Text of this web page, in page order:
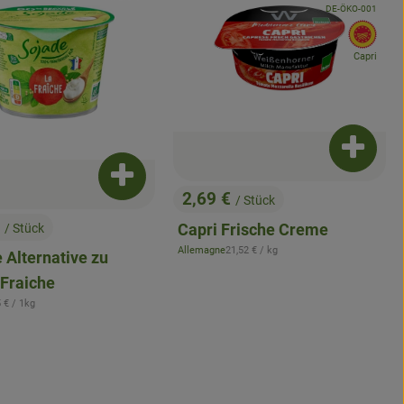
hinzufügen
/ Stück
Alternative zu
€ / 1kg
Produkt zum Warenkorb hinzufügen
, Preis:
2,69 € / Stück
Capri Frische Creme
, Herkunft:
Allemagne, Referenzpreis:
21,52 € / kg
, Kontrollstelle:
DE-ÖKO-001
,
Capri